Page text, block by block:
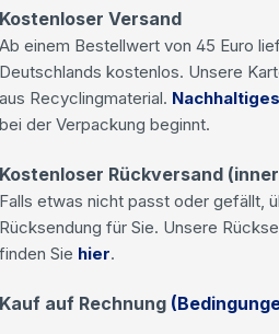
Kostenloser Versand
Ab einem Bestellwert von 45 Euro
Deutschlands kostenlos. Unsere
aus Recyclingmaterial.
bei der Verpackung beginnt.
Kostenloser Rückversand
Falls etwas nicht passt oder gefällt,
Rücksendung für Sie. Unsere
finden Sie hier.
Kauf auf Rechnung